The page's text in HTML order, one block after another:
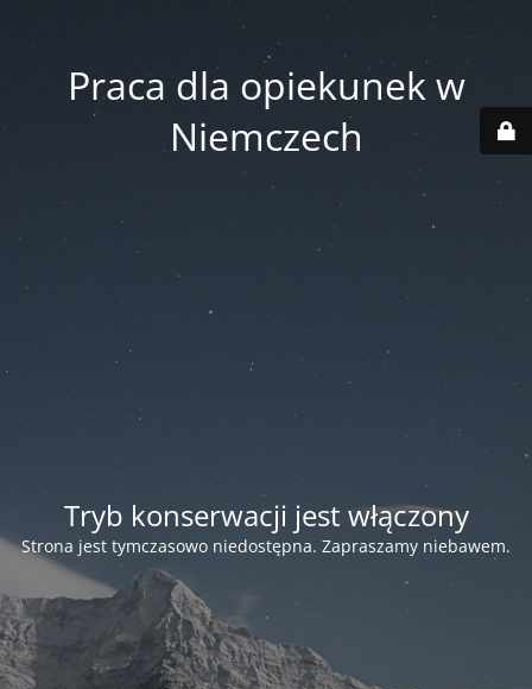
Praca dla opiekunek w
Niemczech
Tryb konserwacji jest włączony
Strona jest tymczasowo niedostępna. Zapraszamy niebawem.